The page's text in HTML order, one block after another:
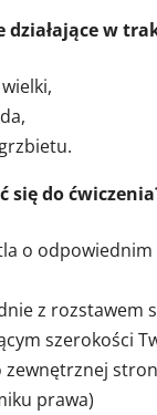
działające w
się do
o odpowiednim
z rozstawem
szerokości
zewnętrznej
prawa)